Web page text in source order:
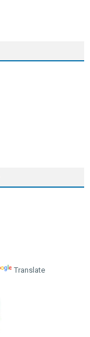
Translate